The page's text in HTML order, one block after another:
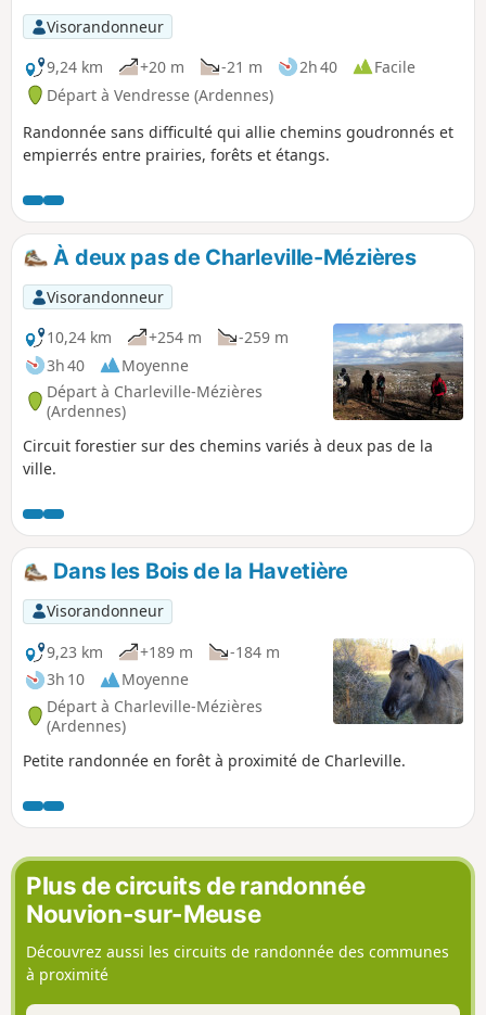
Visorandonneur
9,24 km
+20 m -21 m 2h 40
Facile
Départ à Vendresse (Ardennes)
Randonnée sans difficulté qui allie chemins goudronnés et
empierrés entre prairies, forêts et étangs.
À deux pas de Charleville-Mézières
Visorandonneur
10,24 km
+254 m
-259 m
3h 40
Moyenne
Départ à Charleville-Mézières
(Ardennes)
Circuit forestier sur des chemins variés à deux pas de la
ville.
Dans les Bois de la Havetière
Visorandonneur
9,23 km
+189 m
-184 m
3h 10
Moyenne
Départ à Charleville-Mézières
(Ardennes)
Petite randonnée en forêt à proximité de Charleville.
Plus de circuits de randonnée
Nouvion-sur-Meuse
Découvrez aussi les circuits de randonnée des communes
à proximité